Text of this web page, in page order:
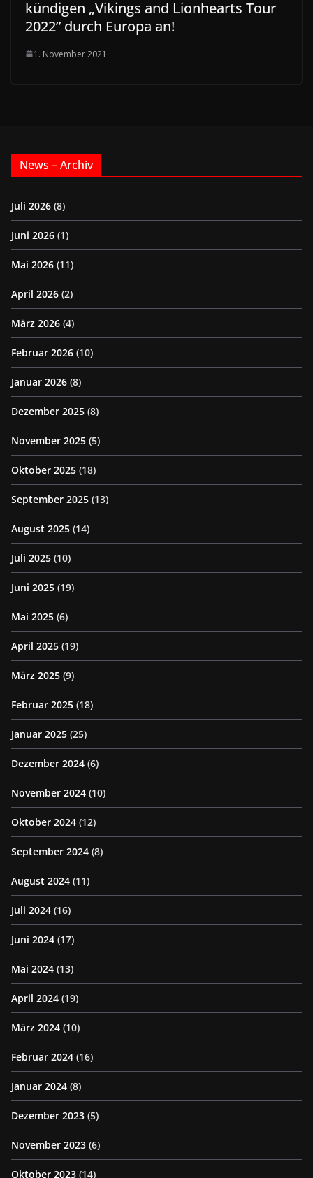
kündigen „Vikings and Lionhearts Tour
2022” durch Europa an!
1. November 2021
News – Archiv
Juli 2026 (8)
Juni 2026 (1)
Mai 2026 (11)
April 2026 (2)
März 2026 (4)
Februar 2026 (10)
Januar 2026 (8)
Dezember 2025 (8)
November 2025 (5)
Oktober 2025 (18)
September 2025 (13)
August 2025 (14)
Juli 2025 (10)
Juni 2025 (19)
Mai 2025 (6)
April 2025 (19)
März 2025 (9)
Februar 2025 (18)
Januar 2025 (25)
Dezember 2024 (6)
November 2024 (10)
Oktober 2024 (12)
September 2024 (8)
August 2024 (11)
Juli 2024 (16)
Juni 2024 (17)
Mai 2024 (13)
April 2024 (19)
März 2024 (10)
Februar 2024 (16)
Januar 2024 (8)
Dezember 2023 (5)
November 2023 (6)
Oktober 2023 (14)